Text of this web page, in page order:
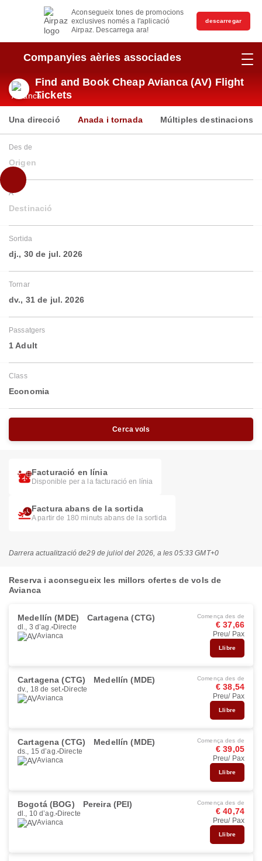
Aconsegueix tones de promocions
exclusives només a l'aplicació
Airpaz. Descarrega ara!
descarregar
Companyies aèries associades
Find and Book Cheap Avianca (AV) Flight
Tickets
Una direcció Anada i tornada Múltiples destinacions
Des de
Origen
A
Destinació
Sortida
dj., 30 de jul. 2026
Tornar
dv., 31 de jul. 2026
Passatgers
1 Adult
Class
Economia
Cerca vols
Facturació en línia
Disponible per a la facturació en línia
Factura abans de la sortida
A partir de 180 minuts abans de la sortida
Darrera actualització de29 de juliol del 2026, a les 05:33 GMT+0
Reserva i aconsegueix les millors ofertes de vols de
Avianca
Medellín (MDE) Cartagena (CTG)
dl., 3 d’ag. Directe
Avianca
Comença des de
€ 37,66
Preu/ Pax
Llibre
Cartagena (CTG) Medellín (MDE)
dv., 18 de set. Directe
Avianca
Comença des de
€ 38,54
Preu/ Pax
Llibre
Cartagena (CTG) Medellín (MDE)
ds., 15 d’ag. Directe
Avianca
Comença des de
€ 39,05
Preu/ Pax
Llibre
Bogotá (BOG) Pereira (PEI)
dl., 10 d’ag. Directe
Avianca
Comença des de
€ 40,74
Preu/ Pax
Llibre